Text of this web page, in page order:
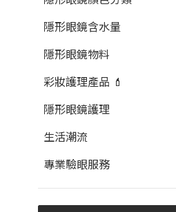
隱形眼鏡含水量
隱形眼鏡物料
彩妝護理產品 💄
隱形眼鏡護理
生活潮流
專業驗眼服務